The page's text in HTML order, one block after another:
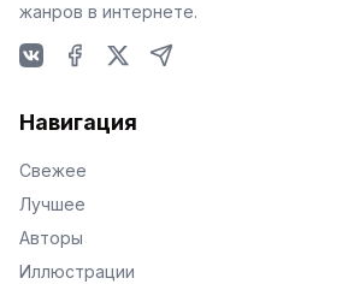
жанров в интернете.
Навигация
Свежее
Лучшее
Авторы
Иллюстрации